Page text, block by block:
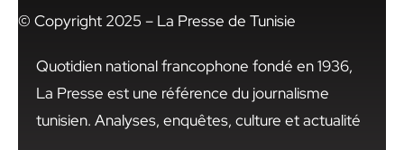
© Copyright 2025 – La Presse de Tunisie
Quotidien national francophone fondé en 1936,
La Presse est une référence du journalisme
tunisien. Analyses, enquêtes, culture et actualité